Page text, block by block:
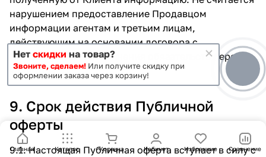
нарушением предоставление Продавцом
информации агентам и третьим лицам,
действующим на основании договора с
Продавцом, для исполнения обязательств перед
клиентом.
9. Срок действия Публичной
оферты
9.1. Настоящая Публичная оферта вступает в силу с
Главная Каталог Корзина Кабинет Избранные Сравнение
Нет скидки на товар?
Звоните, сделаем! Или получите скидку при
оформлении заказа через корзину!